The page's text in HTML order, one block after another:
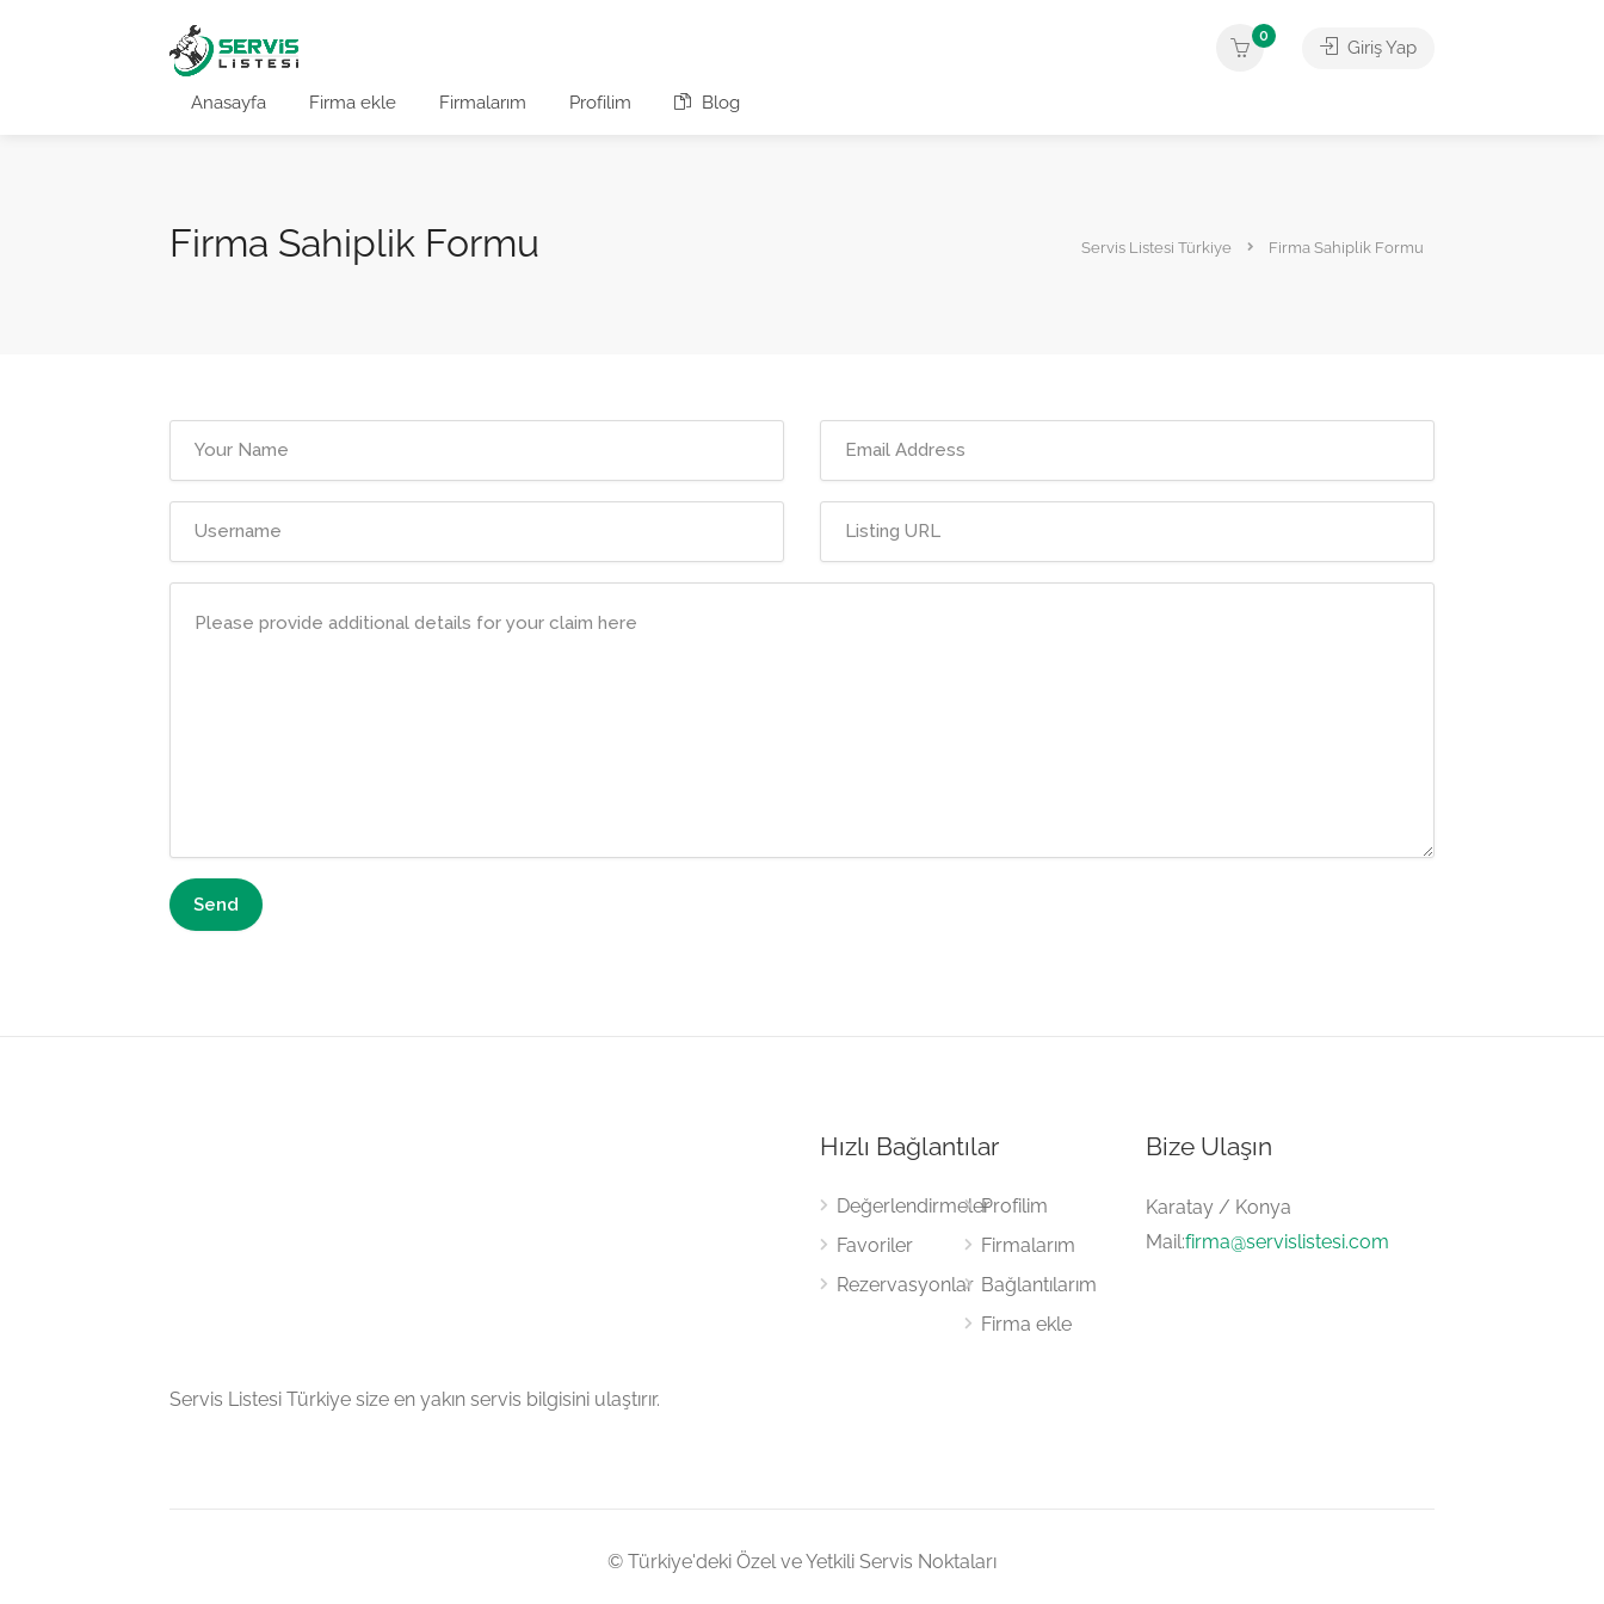
Anasayfa Firma ekle Firmalarım Profilim Blog
0
Giriş Yap
Firma Sahiplik Formu Servis Listesi Türkiye Firma Sahiplik Formu
Servis Listesi Türkiye size en yakın servis bilgisini ulaştırır.
Hızlı Bağlantılar
Değerlendirmeler
Favoriler
Rezervasyonlar
Profilim
Firmalarım
Bağlantılarım
Firma ekle
Bize Ulaşın
Karatay / Konya
Mail:firma@servislistesi.com
© Türkiye'deki Özel ve Yetkili Servis Noktaları